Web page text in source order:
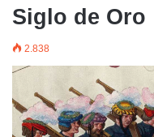
Siglo de Oro
2.838